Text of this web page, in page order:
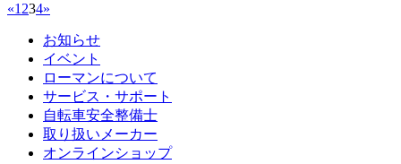
«1 234»
お知らせ
イベント
ローマンについて
サービス・サポート
自転車安全整備士
取り扱いメーカー
オンラインショップ